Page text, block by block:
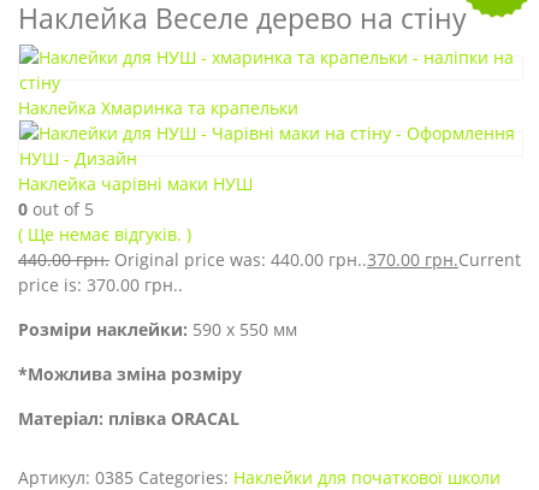
Наклейка Веселе дерево на стіну
Наклейка Хмаринка та крапельки
Наклейка чарівні маки НУШ
0 out of 5
( Ще немає відгуків. )
440.00грн. Original price was: 440.00 грн..370.00 грн.Current
price is: 370.00 грн..
Розміри наклейки: 590 х 550 мм
*Можлива зміна розміру
Матеріал: плівка ORACAL
Артикул: 0385 Categories: Наклейки для початкової школи